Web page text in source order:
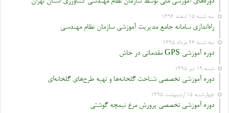
سه شنبه ۱۵ اسفند ۱۳۹۶
راه‌اندازی سامانه جامع مدیریت آموزشی سازمان نظام مهندسی
سه شنبه ۲۶ مرداد ۱۳۹۵
دوره آموزشی GPS مقدماتی در خاش
شنبه ۱۹ تیر ۱۳۹۵
دوره آموزشی تخصصی شناخت گلخانه‌ها و تهیه طرح‌های گلخانه‌ای
چهارشنبه ۱۵ اردیبهشت ۱۳۹۵
دوره آموزشی تخصصی پرورش مرغ نیمچه گوشتی